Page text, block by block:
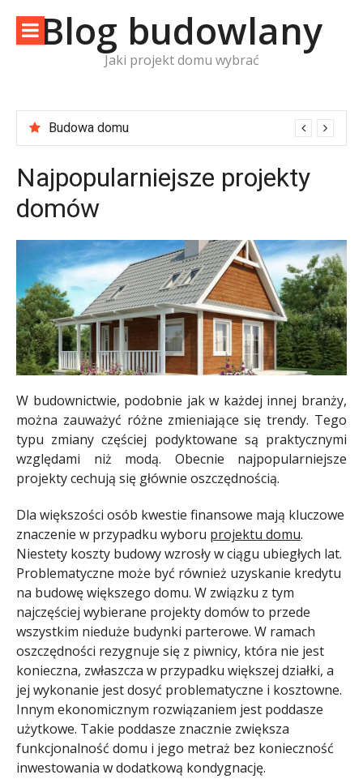
contentBlog budowlany
Jaki projekt domu wybrać
Budowa domu
Usługi biura Z500
Najpopularniejsze projekty
domów
W budownictwie, podobnie jak w każdej innej branży,
można zauważyć różne zmieniające się trendy. Tego
typu zmiany częściej podyktowane są praktycznymi
względami niż modą. Obecnie najpopularniejsze
projekty cechują się głównie oszczędnością.
Dla większości osób kwestie finansowe mają kluczowe
znaczenie w przypadku wyboru projektu domu.
Niestety koszty budowy wzrosły w ciągu ubiegłych lat.
Problematyczne może być również uzyskanie kredytu
na budowę większego domu. W związku z tym
najczęściej wybierane projekty domów to przede
wszystkim nieduże budynki parterowe. W ramach
oszczędności rezygnuje się z piwnicy, która nie jest
konieczna, zwłaszcza w przypadku większej działki, a
jej wykonanie jest dosyć problematyczne i kosztowne.
Innym ekonomicznym rozwiązaniem jest poddasze
użytkowe. Takie poddasze znacznie zwiększa
funkcjonalność domu i jego metraż bez konieczność
inwestowania w dodatkową kondygnację.